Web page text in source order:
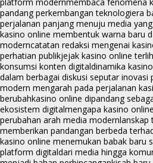
pandang perkembangan teknologiera
perjalanan panjang menuju media
kasino online membentuk warna baru
moderncatatan redaksi mengenai
perhatian publikjejak kasino online
konsumsi konten digitaldinamika
dalam berbagai diskusi seputar inovasi
modern mengarah pada perjalanan
berubahkasino online dipandang
ekosistem digitalmengapa kasino
perubahan arah media modernlanskap
memberikan pandangan berbeda
kasino online menemukan babak baru
platform digitaldari media hingga